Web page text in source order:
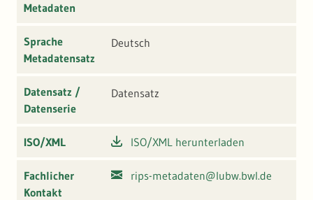
Metadaten
Sprache
Metadatensatz
Deutsch
Datensatz /
Datenserie
Datensatz
ISO/XML ISO/XML herunterladen
Fachlicher
Kontakt
rips-metadaten@lubw.bwl.de